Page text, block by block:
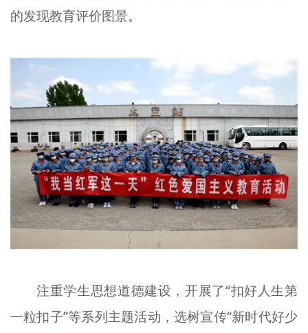
的发现教育评价图景。
注重学生思想道德建设，开展了“扣好人生第
一粒扣子”等系列主题活动，选树宣传“新时代好少